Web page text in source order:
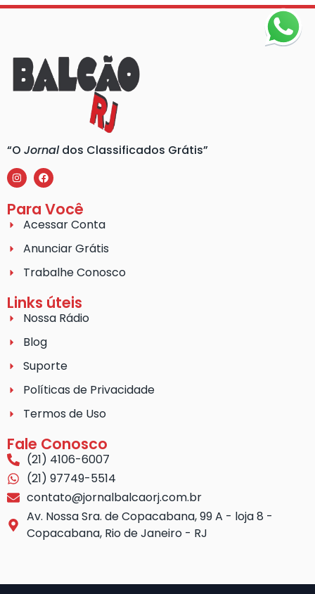
“O Jornaldos Classificados Grátis”
Para Você
Acessar Conta
Anunciar Grátis
Trabalhe Conosco
Links úteis
Nossa Rádio
Blog
Suporte
Políticas de Privacidade
Termos de Uso
Fale Conosco
(21) 4106-6007
(21) 97749-5514
contato@jornalbalcaorj.com.br
Av. Nossa Sra. de Copacabana, 99 A - loja 8 -
Copacabana, Rio de Janeiro - RJ